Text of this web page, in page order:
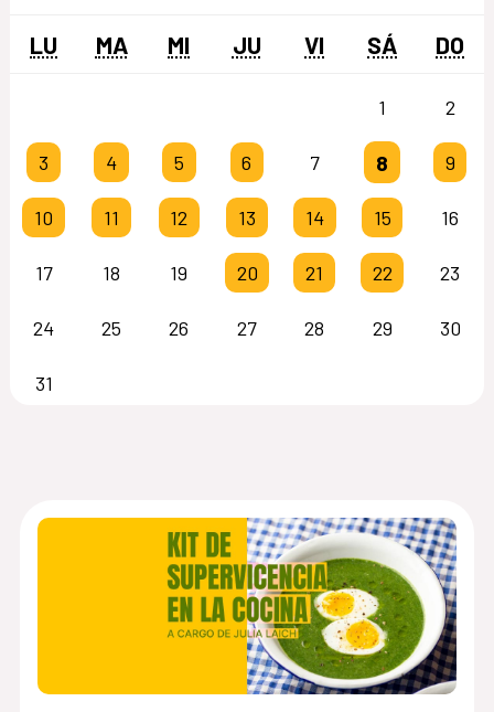
LU MA MI JU VI SÁ DO
1 2
3 4 5 6 7 8 9
10 11 12 13 14 15 16
17 18 19 20 21 22 23
24 25 26 27 28 29 30
31